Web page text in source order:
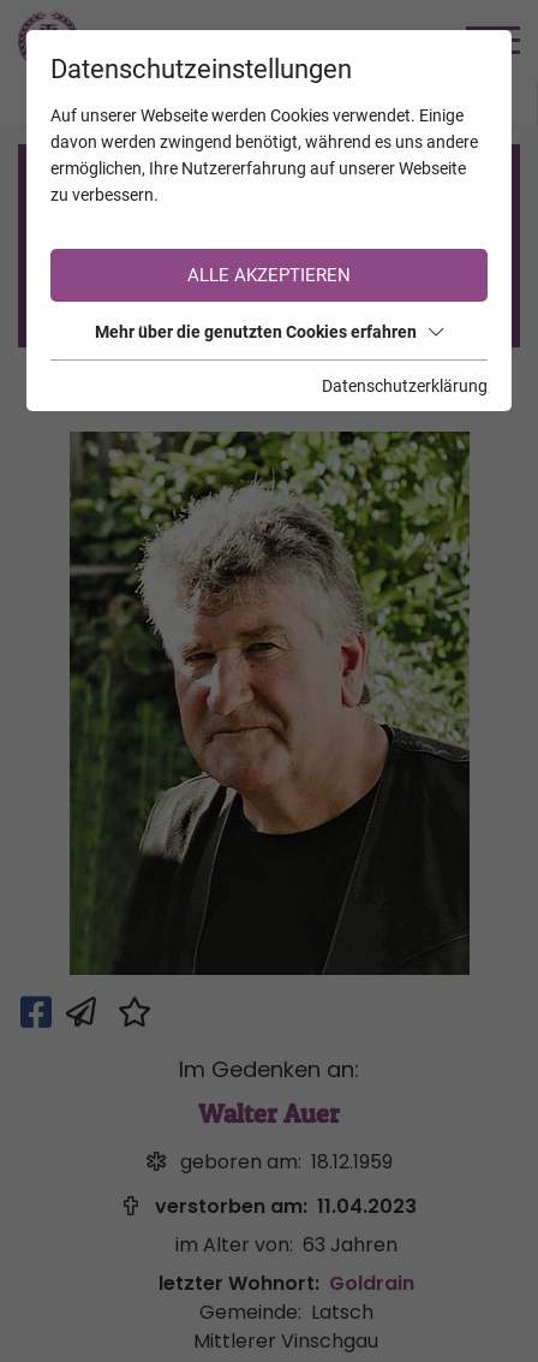
Registrierung auf TrauerHilfe.it
Sie sind noch nicht auf TrauerHilfe.it registriert?
>> zur kostenlosen Registrierung <<
Im Gedenken an:
Walter Auer
geboren am: 18.12.1959
verstorben am: 11.04.2023
im Alter von: 63 Jahren
letzter Wohnort: Goldrain
Gemeinde: Latsch
Mittlerer Vinschgau
Datenschutzeinstellungen
Auf unserer Webseite werden Cookies verwendet. Einige
davon werden zwingend benötigt, während es uns andere
ermöglichen, Ihre Nutzererfahrung auf unserer Webseite
zu verbessern.
ALLE AKZEPTIEREN
Mehr über die genutzten Cookies erfahren
Datenschutzerklärung
JAHRESTAGE KALENDER VERSTORBENE